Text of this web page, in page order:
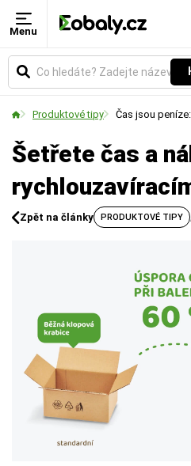
Menu
Produktové tipy Čas jsou
Šetřete čas a
Zpět na články PRODUKTOVÉ TIPY